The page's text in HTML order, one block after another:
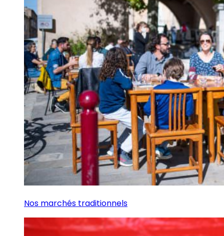
Nos marchés traditionnels